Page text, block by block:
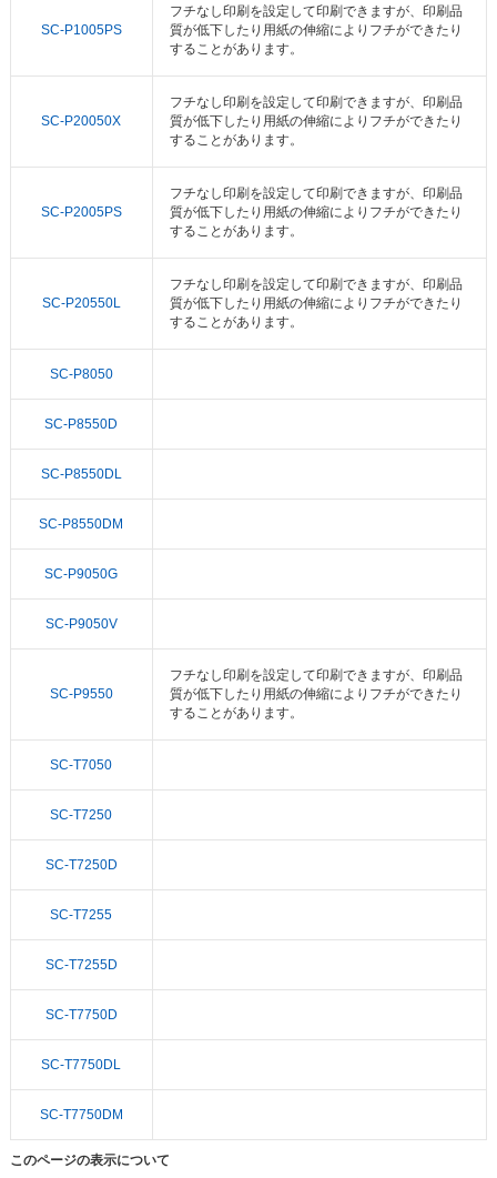
SC-P1005PS
フチなし印刷を設定して印刷できますが、印刷品
質が低下したり用紙の伸縮によりフチができたり
することがあります。
SC-P20050X
フチなし印刷を設定して印刷できますが、印刷品
質が低下したり用紙の伸縮によりフチができたり
することがあります。
SC-P2005PS
フチなし印刷を設定して印刷できますが、印刷品
質が低下したり用紙の伸縮によりフチができたり
することがあります。
SC-P20550L
フチなし印刷を設定して印刷できますが、印刷品
質が低下したり用紙の伸縮によりフチができたり
することがあります。
SC-P8050
SC-P8550D
SC-P8550DL
SC-P8550DM
SC-P9050G
SC-P9050V
SC-P9550
フチなし印刷を設定して印刷できますが、印刷品
質が低下したり用紙の伸縮によりフチができたり
することがあります。
SC-T7050
SC-T7250
SC-T7250D
SC-T7255
SC-T7255D
SC-T7750D
SC-T7750DL
SC-T7750DM
このページの表示について